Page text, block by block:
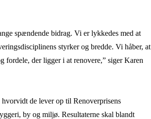
spændende bidrag. Vi er lykkedes med at
styrker og bredde. Vi håber, at
fordele, der ligger i at renovere,” siger Karen
de lever op til Renoverprisens
by og miljø. Resultaterne skal blandt